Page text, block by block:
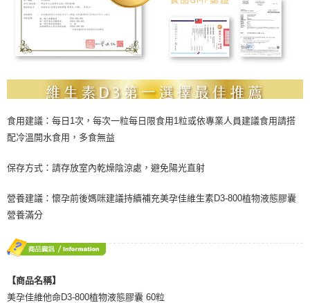
食用建議：每日1次，每次一粒每日限食用1粒或依專業人員建議食用請搭
配冷溫開水食用，多食無益
保存方式：請存放室內乾燥陰涼處，避免陽光直射
營養建議：懷孕前後媽咪建議持續補充美孕佳維生素D3-800植物液態膠囊
營養滿分
【商品名稱】
美孕佳維他命D3-800植物液態膠囊 60粒